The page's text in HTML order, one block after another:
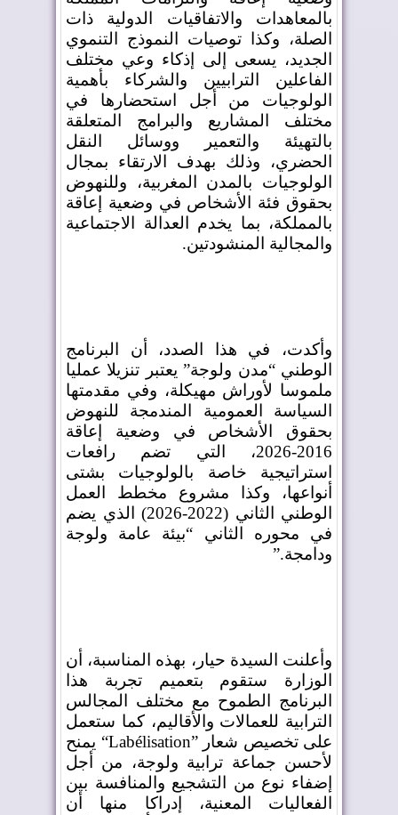
بالمعاهدات والاتفاقيات الدولية ذات
الصلة، وكذا توصيات النموذج التنموي
الجديد، يسعى إلى إذكاء وعي مختلف
الفاعلين الترابيين والشركاء بأهمية
الولوجيات من أجل استحضارها في
مختلف المشاريع والبرامج المتعلقة
بالتهيئة والتعمير ووسائل النقل
الحضري، وذلك بهدف الارتقاء بمجال
الولوجيات بالمدن المغربية، وللنهوض
بحقوق فئة الأشخاص في وضعية إعاقة
بالمملكة، بما يخدم العدالة الاجتماعية
والمجالية المنشودتين.
وأكدت، في هذا الصدد، أن البرنامج
الوطني “مدن ولوجة” يعتبر تنزيلا عمليا
ملموسا لأوراش مهيكلة، وفي مقدمتها
السياسة العمومية المندمجة للنهوض
بحقوق الأشخاص في وضعية إعاقة
2016-2026، التي تضم رافعات
استراتيجية خاصة بالولوجيات بشتى
أنواعها، وكذا مشروع مخطط العمل
الوطني الثاني (2022-2026) الذي يضم
في محوره الثاني “بيئة عامة ولوجة
ودامجة”.
وأعلنت السيدة حيار، بهذه المناسبة، أن
الوزارة ستقوم بتعميم تجربة هذا
البرنامج الطموح مع مختلف المجالس
الترابية للعمالات والأقاليم، كما ستعمل
على تخصيص شعار “Labélisation” يمنح
لأحسن جماعة ترابية ولوجة، من أجل
إضفاء نوع من التشجيع والمنافسة بين
الفعاليات المعنية، إدراكا منها أن